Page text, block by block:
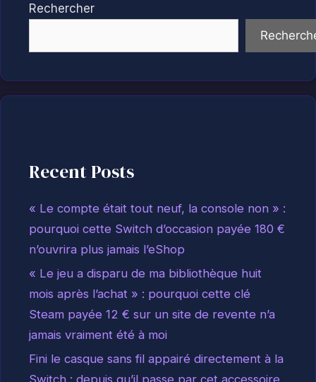
Rechercher
Recent Posts
« Le compte était tout neuf, la console non » :
pourquoi cette Switch d’occasion payée 180 €
n’ouvrira plus jamais l’eShop
« Le jeu a disparu de ma bibliothèque huit
mois après l’achat » : pourquoi cette clé
Steam payée 12 € sur un site de revente n’a
jamais vraiment été à moi
Fini le casque sans fil appairé directement à la
Switch : depuis qu’il passe par cet accessoire